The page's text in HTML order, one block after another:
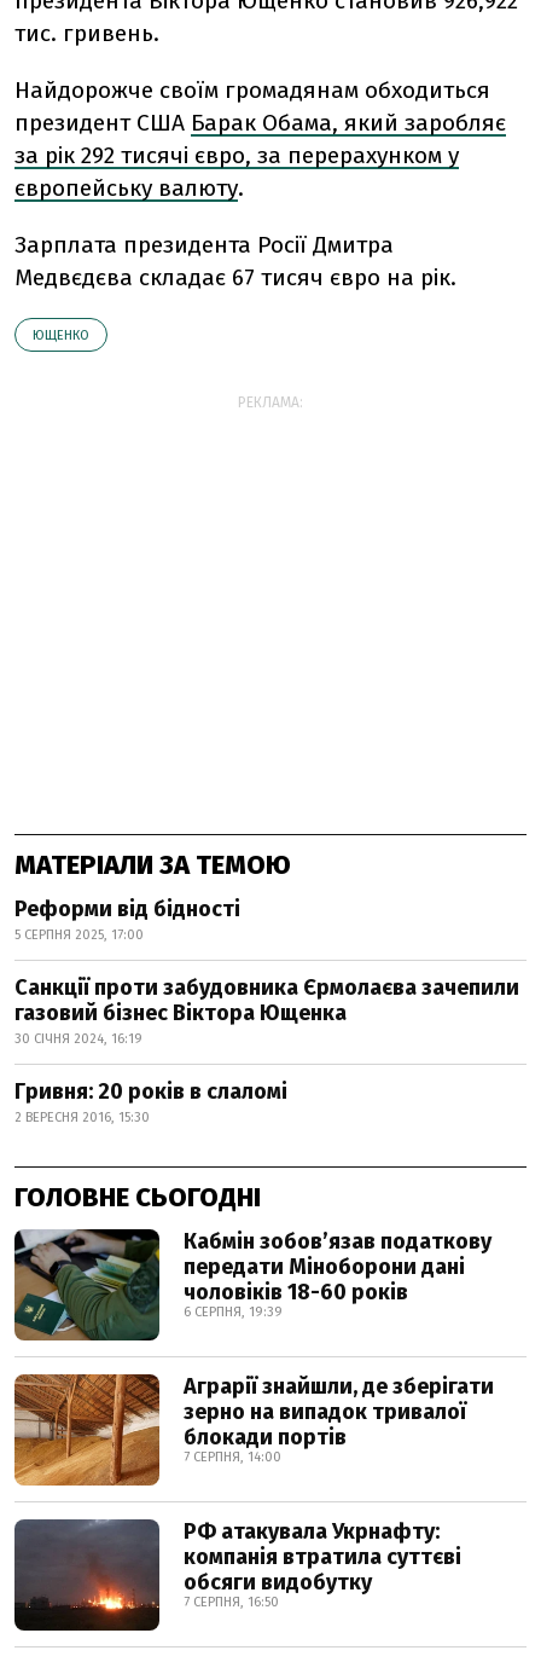
тис. гривень.
Найдорожче своїм громадянам обходиться
президент США Барак Обама, який заробляє
за рік 292 тисячі євро, за перерахунком у
європейську валюту.
Зарплата президента Росії Дмитра
Медвєдєва складає 67 тисяч євро на рік.
ЮЩЕНКО
РЕКЛАМА:
МАТЕРІАЛИ ЗА ТЕМОЮ
Реформи від бідності
5 СЕРПНЯ 2025, 17:00
Санкції проти забудовника Єрмолаєва зачепили
газовий бізнес Віктора Ющенка
30 СІЧНЯ 2024, 16:19
Гривня: 20 років в слаломі
2 ВЕРЕСНЯ 2016, 15:30
ГОЛОВНЕ СЬОГОДНІ
Кабмін зобовʼязав податкову
передати Міноборони дані
чоловіків 18-60 років
6 СЕРПНЯ, 19:39
Аграрії знайшли, де зберігати
зерно на випадок тривалої
блокади портів
7 СЕРПНЯ, 14:00
РФ атакувала Укрнафту:
компанія втратила суттєві
обсяги видобутку
7 СЕРПНЯ, 16:50